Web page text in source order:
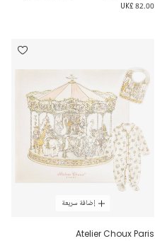
UK£ 82.00
إضافة سريعة
Atelier Choux Paris